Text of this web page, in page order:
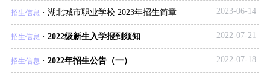
招生信息 · 湖北城市职业学校 2023年招生简章 2023-06-14
招生信息 · 2022级新生入学报到须知 2022-07-21
招生信息 · 2022年招生公告（一） 2022-07-18